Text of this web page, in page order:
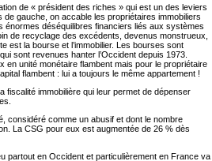
de « président des riches » qui est un des leviers
gauche, on accable les propriétaires immobiliers
énormes déséquilibres financiers liés aux systèmes
de recyclage des excédents, devenus monstrueux,
est la bourse et l’immobilier. Les bourses sont
sont revenues hanter l’Occident depuis 1973.
en unité monétaire flambent mais pour le propriétaire
flambent : lui a toujours le même appartement !
fiscalité immobilière qui leur permet de dépenser
considéré comme un abusif et dont le nombre
La CSG pour eux est augmentée de 26 % dès
partout en Occident et particulièrement en France va